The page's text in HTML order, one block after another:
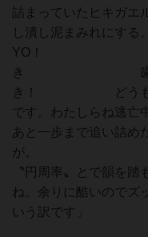
詰まっていたヒキガ
し潰し泥まみれに
YO！ 1匹2
き 歯磨きク
き！ どうも警視
です。わたしらね逃亡
あと一歩まで追い詰め
が。 奴め〝
〝円周率〟とで韻を
ね。余りに酷いのでズ
いう訳です」